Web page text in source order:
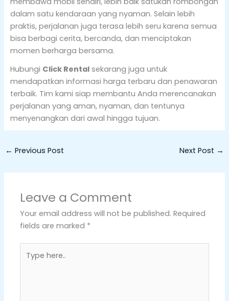
dalam satu kendaraan yang nyaman. Selain lebih
praktis, perjalanan juga terasa lebih seru karena semua
bisa berbagi cerita, bercanda, dan menciptakan
momen berharga bersama.
Hubungi Click Rentalsekarang juga untuk
mendapatkan informasi harga terbaru dan penawaran
terbaik. Tim kami siap membantu Anda merencanakan
perjalanan yang aman, nyaman, dan tentunya
menyenangkan dari awal hingga tujuan.
← Previous Post Next Post →
Leave a Comment
Your email address will not be published. Required
fields are marked *
here..